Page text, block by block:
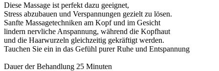
Diese Massage ist perfekt dazu geeignet,
Stress abzubauen und Verspannungen gezielt zu lösen.
Sanfte Massagetechniken am Kopf und im Gesicht
lindern nervliche Anspannung, während die Kopfhaut
und die Haarwurzeln gleichzeitig gekräftigt werden.
Tauchen Sie ein in das Gefühl purer Ruhe und Entspannung
Dauer der Behandlung 25 Minuten